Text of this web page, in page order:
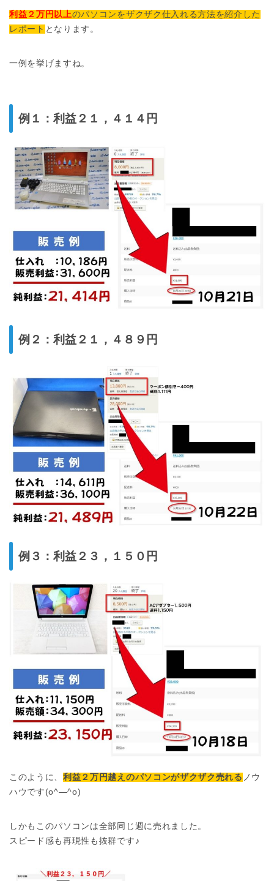
利益２万円以上のパソコンをザクザク仕入れる方法を紹介した
レポート となります。
一例を挙げますね。
例１：利益２１，４１４円
例２：利益２１，４８９円
例３：利益２３，１５０円
このように、利益２万円越えのパソコンがザクザク売れる ノウ
ハウです(o^―^o)
しかもこのパソコンは全部同じ週に売れました。
スピード感も再現性も抜群です♪